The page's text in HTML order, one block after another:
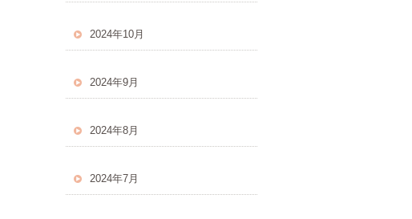
2024年10月
2024年9月
2024年8月
2024年7月